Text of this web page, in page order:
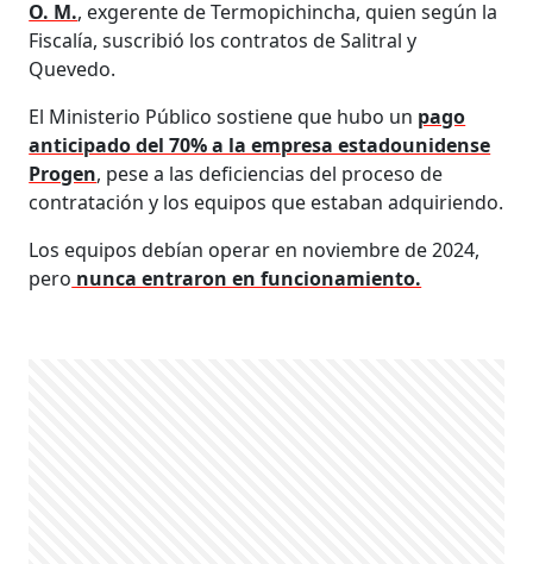
O. M., exgerente de Termopichincha, quien según la
Fiscalía, suscribió los contratos de Salitral y
Quevedo.
El Ministerio Público sostiene que hubo un pago
anticipado del 70% a la empresa estadounidense
Progen, pese a las deficiencias del proceso de
contratación y los equipos que estaban adquiriendo.
Los equipos debían operar en noviembre de 2024,
pero nunca entraron en funcionamiento.